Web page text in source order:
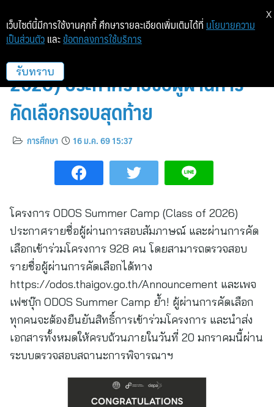
ODOS Summer Camp (Class of
2026) ประกาศรายชื่อผู้ผ่านการ
คัดเลือกรอบสุดท้าย
การศึกษา 16 ม.ค. 69 15:37
โครงการ ODOS Summer Camp (Class of 2026)
ประกาศรายชื่อผู้ผ่านการสอบสัมภาษณ์ และผ่านการคัด
เลือกเข้าร่วมโครงการ 928 คน โดยสามารถตรวจสอบ
รายชื่อผู้ผ่านการคัดเลือกได้ทาง
https://odos.thaigov.go.th/Announcement และเพจ
เฟซบุ๊ก ODOS Summer Camp ย้ำ! ผู้ผ่านการคัดเลือก
ทุกคนจะต้องยืนยันสิทธิ์การเข้าร่วมโครงการ และนำส่ง
เอกสารทั้งหมดให้ครบถ้วนภายในวันที่ 20 มกราคมนี้ผ่าน
ระบบตรวจสอบสถานะการพิจารณาฯ
เว็บไซต์นี้มีการใช้งานคุกกี้ ศึกษารายละเอียดเพิ่มเติมได้ที่ นโยบายความ
เป็นส่วนตัว และ ข้อตกลงการใช้บริการ
รับทราบ
X